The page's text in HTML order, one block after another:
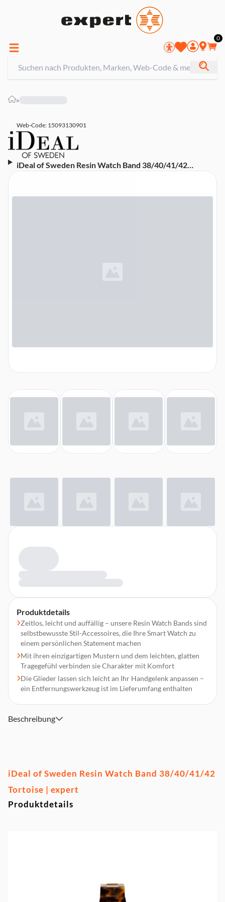
0
»
Web-Code: 15093130901
iDeal of Sweden Resin Watch Band 38/40/41/42
Produktdetails
Zeitlos, leicht und auffällig – unsere Resin Watch Bands sind
selbstbewusste Stil-Accessoires, die Ihre Smart Watch zu
einem persönlichen Statement machen
Mit ihren einzigartigen Mustern und dem leichten, glatten
Tragegefühl verbinden sie Charakter mit Komfort
Die Glieder lassen sich leicht an Ihr Handgelenk anpassen –
ein Entfernungswerkzeug ist im Lieferumfang enthalten
Beschreibung
iDeal of Sweden Resin Watch Band 38/40/41/42
Tortoise | expert
Produktdetails